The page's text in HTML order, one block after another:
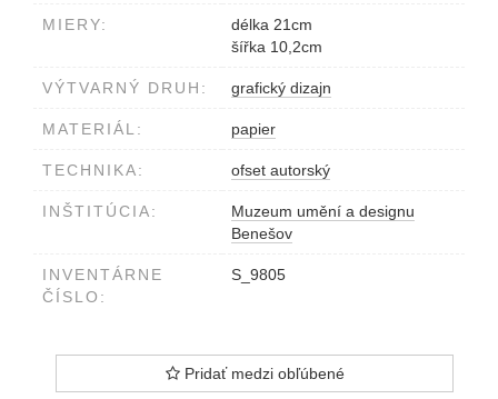
MIERY:
délka 21cm
šířka 10,2cm
VÝTVARNÝ DRUH: grafický dizajn
MATERIÁL: papier
TECHNIKA: ofset autorský
INŠTITÚCIA:
Muzeum umění a designu
Benešov
INVENTÁRNE
ČÍSLO:
S_9805
Pridať medzi obľúbené